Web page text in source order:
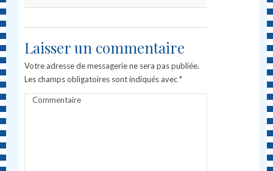
Laisser un commentaire
Votre adresse de messagerie ne sera pas publiée.
Les champs obligatoires sont indiqués avec*
Commentaire